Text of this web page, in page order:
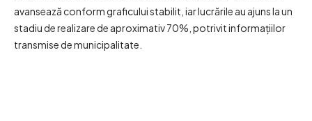
avansează conform graficului stabilit, iar lucrările au ajuns la un
stadiu de realizare de aproximativ 70%, potrivit informațiilor
transmise de municipalitate.